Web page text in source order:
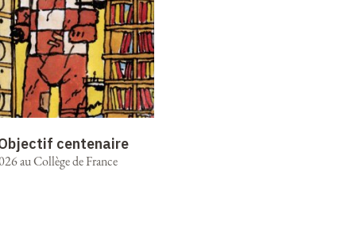
centenaire
au Collège de France